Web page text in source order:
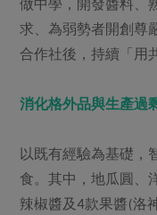
居家好物
美妝保養
日用品
最新產品
飲品
主題食譜
異國料理
養身食補
節慶大餐
2024農業發展計畫年度
更多議題
典藏閱覽室
合作社法規
社務專區
媒體報導
下載專區
做中學，開發醬料、
求、為弱勢者開創尊
合作社後，持續「用
消化格外品與生產過
以既有經驗為基礎，
食。其中，地瓜圓、
辣椒醬及4款果醬(洛